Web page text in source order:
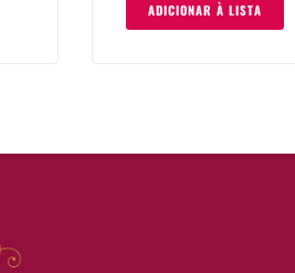
ADICIONAR À LISTA